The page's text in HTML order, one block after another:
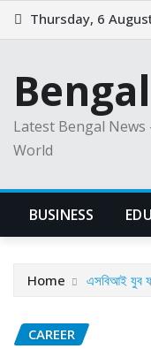
Skip
to
Thursday, 6
Latest Bengal News
World
BUSINESS
Home এসবিআই যুব
CAREER